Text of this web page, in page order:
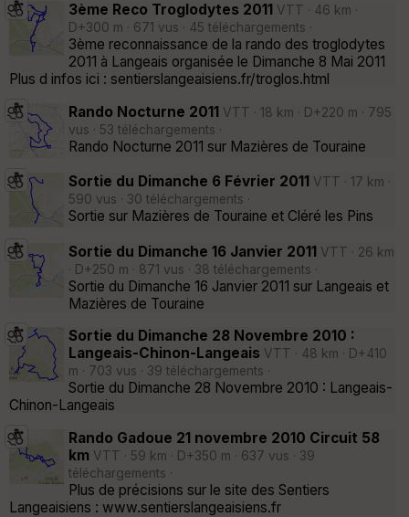
3ème Reco Troglodytes 2011 VTT · 46 km ·
D+300 m · 671 vus · 45 téléchargements ·
3ème reconnaissance de la rando des troglodytes
2011 à Langeais organisée le Dimanche 8 Mai 2011
Plus d infos ici : sentierslangeaisiens.fr/troglos.html
Rando Nocturne 2011 VTT · 18 km · D+220 m · 795
vus · 53 téléchargements ·
Rando Nocturne 2011 sur Mazières de Touraine
Sortie du Dimanche 6 Février 2011 VTT · 17 km ·
590 vus · 30 téléchargements ·
Sortie sur Mazières de Touraine et Cléré les Pins
Sortie du Dimanche 16 Janvier 2011 VTT · 26 km
· D+250 m · 871 vus · 38 téléchargements ·
Sortie du Dimanche 16 Janvier 2011 sur Langeais et
Mazières de Touraine
Sortie du Dimanche 28 Novembre 2010 :
Langeais-Chinon-Langeais VTT · 48 km · D+410
m · 703 vus · 39 téléchargements ·
Sortie du Dimanche 28 Novembre 2010 : Langeais-
Chinon-Langeais
Rando Gadoue 21 novembre 2010 Circuit 58
km VTT · 59 km · D+350 m · 637 vus · 39
téléchargements ·
Plus de précisions sur le site des Sentiers
Langeaisiens : www.sentierslangeaisiens.fr